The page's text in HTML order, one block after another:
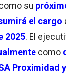
como su
el cargo
2025. El
como
Proximidad